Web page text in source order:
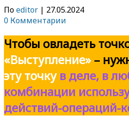
Поeditor | 27.05.2024
0 Комментарии
Чтобы овладеть
«Выступление» –
эту точкув деле, в
комбинации
действий-